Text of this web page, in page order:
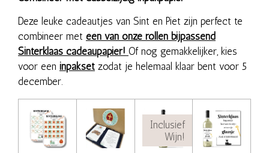
Deze leuke cadeautjes van Sint en Piet zijn perfect te
combineer met één van onze rollen bijpassend
Sinterklaas cadeaupapier! Of nog gemakkelijker, kies
voor een inpakset zodat je helemaal klaar bent voor 5
december.
Inclusief
Wijn!